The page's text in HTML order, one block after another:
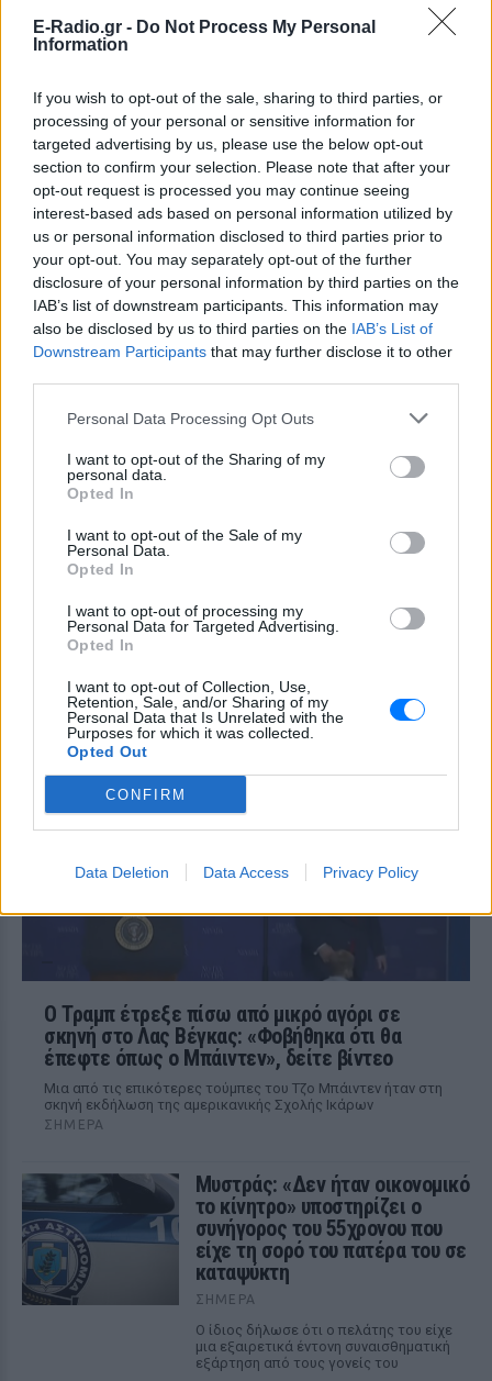
E-Radio.gr - Do Not Process My Personal
Information
If you wish to opt-out of the sale, sharing to third parties, or
processing of your personal or sensitive information for
targeted advertising by us, please use the below opt-out
section to confirm your selection. Please note that after your
opt-out request is processed you may continue seeing
interest-based ads based on personal information utilized by
us or personal information disclosed to third parties prior to
your opt-out. You may separately opt-out of the further
disclosure of your personal information by third parties on the
IAB’s list of downstream participants. This information may
also be disclosed by us to third parties on the IAB’s List of
Downstream Participants that may further disclose it to other
Personal Data Processing Opt Outs
I want to opt-out of the Sharing of my
personal data.
Opted In
I want to opt-out of the Sale of my
Personal Data.
Opted In
I want to opt-out of processing my
Personal Data for Targeted Advertising.
Opted In
I want to opt-out of Collection, Use,
Retention, Sale, and/or Sharing of my
Personal Data that Is Unrelated with the
Purposes for which it was collected.
Opted Out
CONFIRM
Data Deletion Data Access Privacy Policy
ΔΕΙΤΕ ΕΠΙΣΗΣ
ΣΤΗΝ ΙΔΙΑ ΚΑΤΗΓΟΡΙΑ
Σκιάθος: 39χρονη ήπιε με την
ανήλικη κόρη της σε boat trip
και λεηλάτησε ξενοδοχείο και
Κέντρο Υγείας
συνεργός έπαθε
ηλεκτροπληξία και τον άφησαν
ΣΉΜΕΡΑ
- αφορά τον 72χρονο που βρέθηκε
νεκρός σε όχημα
Καλοχωρίου από την
παρατεταμένη ανομβρία
ΣΉΜΕΡΑ
Ο Τραμπ έτρεξε πίσω από μικρό αγόρι σε
σκηνή στο Λας Βέγκας: «Φοβήθηκα ότι θα
έπεφτε όπως ο Μπάιντεν», δείτε βίντεο
Μια από τις επικότερες τούμπες του Τζο Μπάιντεν ήταν στη
σκηνή εκδήλωση της αμερικανικής Σχολής Ικάρων
ΣΉΜΕΡΑ
Μυστράς: «Δεν ήταν οικονομικό
το κίνητρο» υποστηρίζει ο
συνήγορος του 55χρονου που
είχε τη σορό του πατέρα του σε
καταψύκτη
ΣΉΜΕΡΑ
Ο ίδιος δήλωσε ότι ο πελάτης του είχε
μια εξαιρετικά έντονη συναισθηματική
εξάρτηση από τους γονείς του